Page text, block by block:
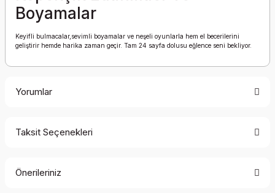
Boyamalar
Keyifli bulmacalar,sevimli boyamalar ve neşeli oyunlarla hem el becerilerini
geliştirir hemde harika zaman geçir. Tam 24 sayfa dolusu eğlence seni bekliyor.
Yorumlar
Taksit Seçenekleri
Önerileriniz